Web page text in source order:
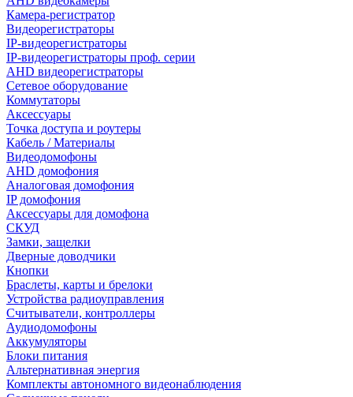
Камера-регистратор
Видеорегистраторы
IP-видеорегистраторы
IP-видеорегистраторы проф. серии
AHD видеорегистраторы
Сетевое оборудование
Коммутаторы
Аксессуары
Точка доступа и роутеры
Кабель / Материалы
Видеодомофоны
AHD домофония
Аналоговая домофония
IP домофония
Аксессуары для домофона
СКУД
Замки, защелки
Дверные доводчики
Кнопки
Браслеты, карты и брелоки
Устройства радиоуправления
Считыватели, контроллеры
Аудиодомофоны
Аккумуляторы
Блоки питания
Альтернативная энергия
Комплекты автономного видеонаблюдения